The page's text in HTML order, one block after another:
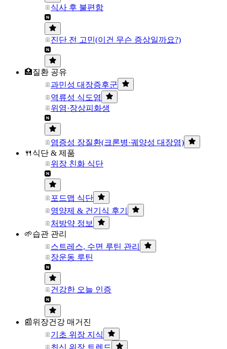
식사 후 불편함
진단 전 고민(이건 무슨 증상일까요?)
🏥질환 공유
과민성 대장증후군
역류성 식도염
위염·장상피화생
염증성 장질환(크론병·궤양성 대장염)
🍴식단 & 제품
위장 친화 식단
포드맵 식단
영양제 & 건기식 후기
처방약 정보
🌱습관 관리
스트레스, 수면 루틴 관리
장운동 루틴
건강한 오늘 인증
📰위장건강 매거진
기초 위장 지식
최신 위장 트렌드